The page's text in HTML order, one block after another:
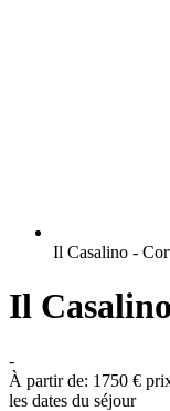
Il Casalino -
Il
-
À partir de: 1750 €
les dates du séjour